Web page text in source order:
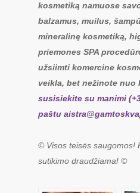
kosmetiką namuose
balzamus, muilus,
mineralinę kosmetiką,
priemones SPA
užsiimti komercine
veikla, bet nežinote nuo
susisiekite su manimi
paštu
© Visos teisės saugomos!
sutikimo draudžiama! ©